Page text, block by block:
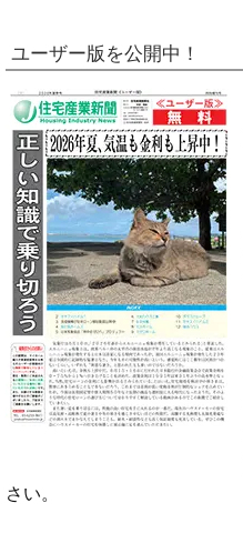
ユーザー版を公開中！
さい。